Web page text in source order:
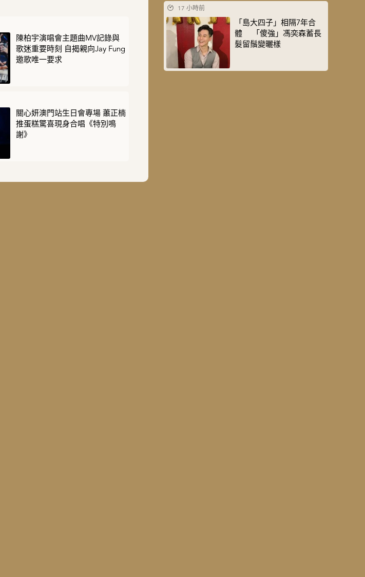
陳柏宇演唱會主題曲MV記錄與
歌迷重要時刻 自揭親向Jay Fung
邀歌唯一要求
關心妍澳門站生日會專場 蕭正楠
推蛋糕驚喜現身合唱《特別鳴
謝》
17 小時前
「島大四子」相隔7年合
體 「傻強」馮奕森蓄長
髮留鬚變曬樣